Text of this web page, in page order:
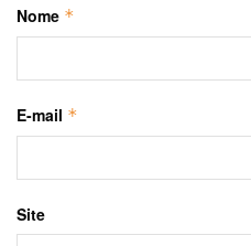
Nome *
E-mail *
Site